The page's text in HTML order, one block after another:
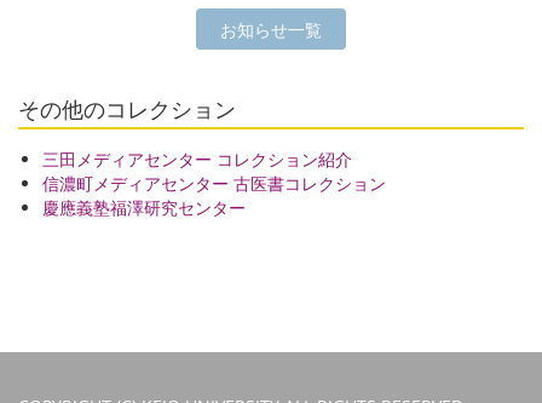
お知らせ一覧
その他のコレクション
三田メディアセンター コレクション紹介
信濃町メディアセンター 古医書コレクション
慶應義塾福澤研究センター